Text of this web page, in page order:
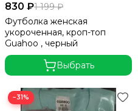
830 ₽1 199 ₽
Футболка женская
укороченная, кроп-топ
Guahoo , черный
Выбрать
−31%